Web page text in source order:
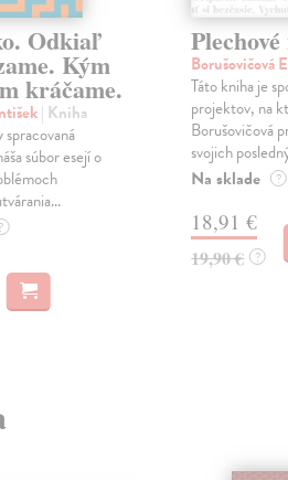
Odkiaľ
Kým
kráčame.
| Kniha
súbor esejí o
?
Borušovičová
Táto kniha je
projektov, na
Borušovičová
svojich
Na sklade ?
18,91 €
19,90 € ?